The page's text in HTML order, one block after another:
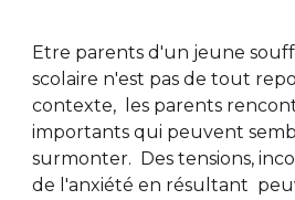
Etre parents d'un jeune
scolaire n'est pas de tout
contexte, les parents
importants qui peuvent
surmonter. Des tensions,
de l'anxiété en résultant